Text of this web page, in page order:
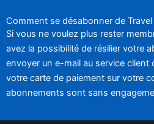
Comment se désabonner de
Si vous ne voulez plus rester
avez la possibilité de résilier votre
envoyer un e-mail au service client
votre carte de paiement sur votre
abonnements sont sans